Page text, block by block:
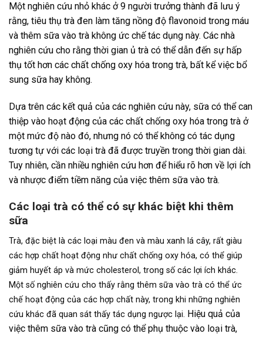
Một nghiên cứu nhỏ khác ở 9 người trưởng thành đã lưu ý
rằng, tiêu thụ trà đen làm tăng nồng độ flavonoid trong máu
và thêm sữa vào trà không ức chế tác dụng này. Các nhà
nghiên cứu cho rằng thời gian ủ trà có thể dẫn đến sự hấp
thụ tốt hơn các chất chống oxy hóa trong trà, bất kể việc bổ
sung sữa hay không.
Dựa trên các kết quả của các nghiên cứu này, sữa có thể can
thiệp vào hoạt động của các chất chống oxy hóa trong trà ở
một mức độ nào đó, nhưng nó có thể không có tác dụng
tương tự với các loại trà đã được truyền trong thời gian dài.
Tuy nhiên, cần nhiều nghiên cứu hơn để hiểu rõ hơn về lợi ích
và nhược điểm tiềm năng của việc thêm sữa vào trà.
Các loại trà có thể có sự khác biệt khi thêm
sữa
Trà, đặc biệt là các loại màu đen và màu xanh lá cây, rất giàu
các hợp chất hoạt động như chất chống oxy hóa, có thể giúp
giảm huyết áp và mức cholesterol, trong số các lợi ích khác.
Một số nghiên cứu cho thấy rằng thêm sữa vào trà có thể ức
chế hoạt động của các hợp chất này, trong khi những nghiên
cứu khác đã quan sát thấy tác dụng ngược lại. Hiệu quả của
việc thêm sữa vào trà cũng có thể phụ thuộc vào loại trà,